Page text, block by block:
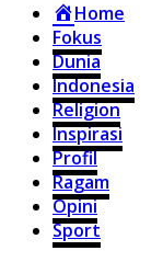
Home
Fokus
Dunia
Indonesia
Religion
Inspirasi
Profil
Ragam
Opini
Sport